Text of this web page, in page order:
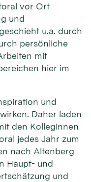
vor Ort
und
u.a. durch
persönliche
mit
hier im
und
Daher laden
den Kolleginnen
jedes Jahr zum
nach Altenberg
Haupt- und
und